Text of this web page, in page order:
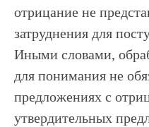
отрицание не
затруднения для
Иными словами,
для понимания не
предложениях с
утвердительных